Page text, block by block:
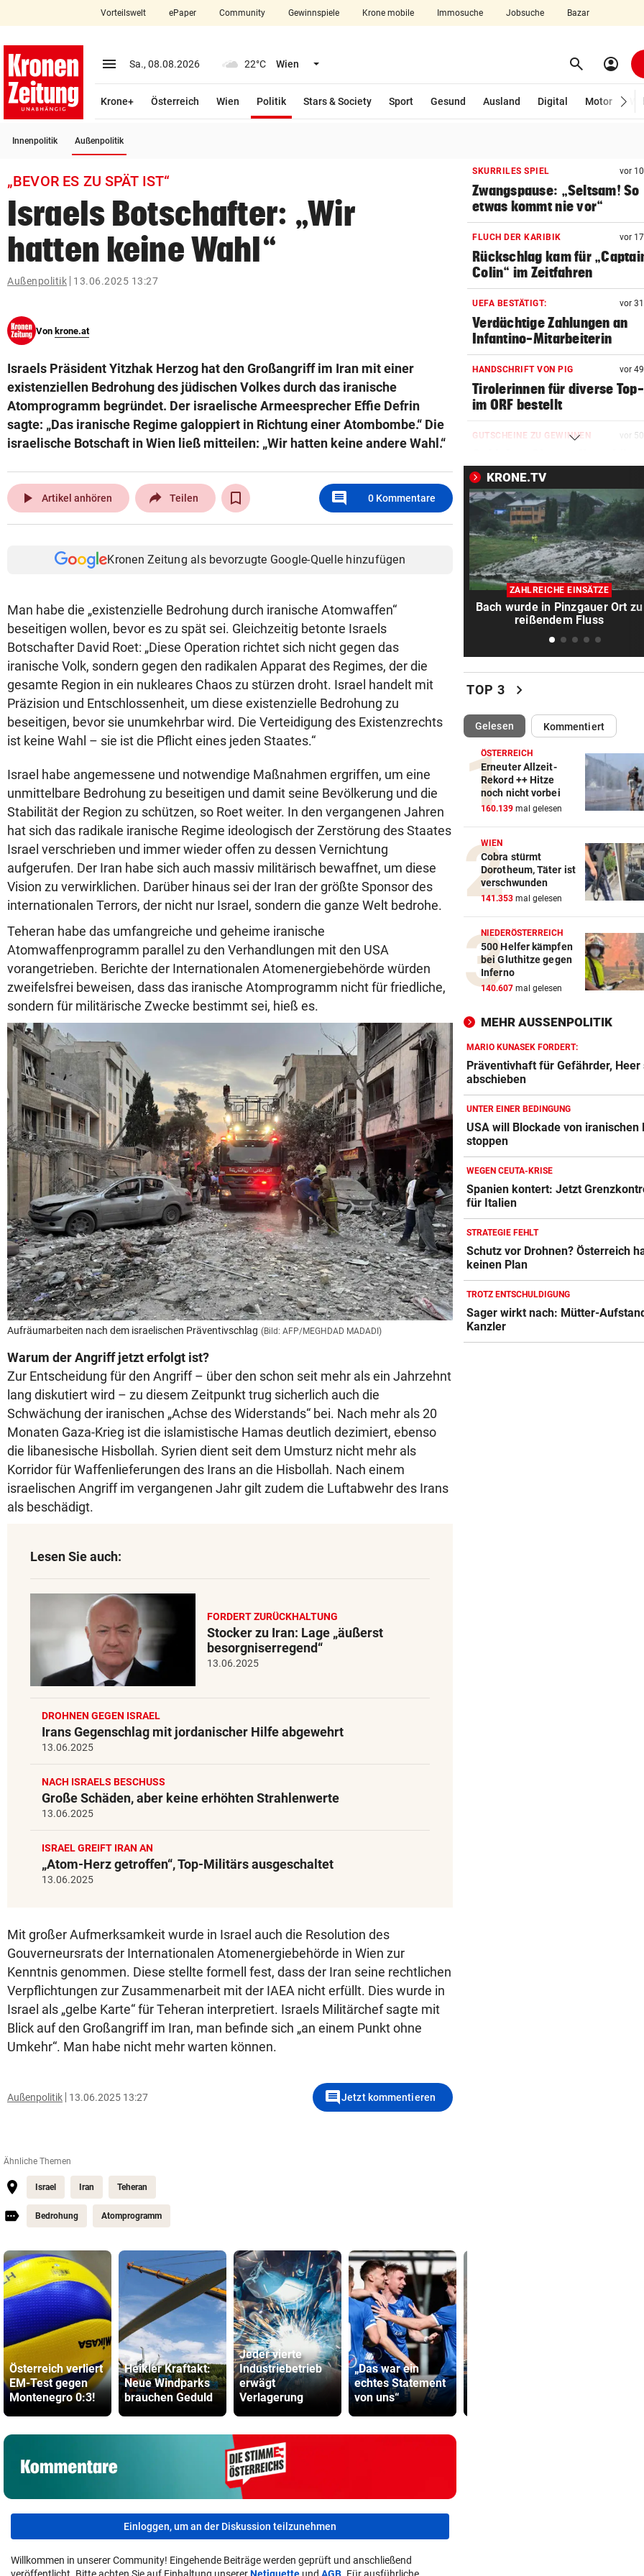
closeSchließen
account_circle Anmelden
arrow_right
search
Suchbegriff
eingeben
© Krone Multimedia GmbH & Co KG 2026
Vorteilswelt ePaper Community Gewinnspiele Krone mobile Immosuche Jobsuche Bazar
menu Menü aufklappen
Sa., 08.08.2026 22°C Wien Menü aufklappen search Suchen
account_circle
Krone+ Österreich Wien Politik
Stars & Society
Sport Gesund Ausland Digital Motor
Innenpolitik Außenpolitik
„BEVOR ES ZU SPÄT IST“
Israels Botschafter: „Wir
hatten keine Wahl“
Außenpolitik 13.06.2025 13:27
Von krone.at
Israels Präsident Yitzhak Herzog hat den Großangriff im Iran mit einer
existenziellen Bedrohung des jüdischen Volkes durch das iranische
Atomprogramm begründet. Der israelische Armeesprecher Effie Defrin
sagte: „Das iranische Regime galoppiert in Richtung einer Atombombe.“ Die
israelische Botschaft in Wien ließ mitteilen: „Wir hatten keine andere Wahl.“
play_arrow Artikel anhören Teilen comment 0 Kommentare
Kronen Zeitung als bevorzugte Google-Quelle hinzufügen
Man habe die „existenzielle Bedrohung durch iranische Atomwaffen“
beseitigen wollen, bevor es zu spät sei. Gleichzeitig betonte Israels
Botschafter David Roet: „Diese Operation richtet sich nicht gegen das
iranische Volk, sondern gegen den radikalen Apparat des Regimes, der die
gesamte Region in ein nukleares Chaos zu stürzen droht. Israel handelt mit
Präzision und Entschlossenheit, um diese existenzielle Bedrohung zu
beseitigen, bevor sie unumkehrbar wird. Die Verteidigung des Existenzrechts
ist keine Wahl – sie ist die Pflicht eines jeden Staates.“
Israel habe angemessene und notwendige Maßnahmen ergriffen, um eine
unmittelbare Bedrohung zu beseitigen und damit seine Bevölkerung und die
Stabilität der Region zu schützen, so Roet weiter. In den vergangenen Jahren
hat sich das radikale iranische Regime ideologisch der Zerstörung des Staates
Israel verschrieben und immer wieder offen zu dessen Vernichtung
aufgerufen. Der Iran habe sich auch massiv militärisch bewaffnet, um diese
Vision zu verwirklichen. Darüber hinaus sei der Iran der größte Sponsor des
internationalen Terrors, der nicht nur Israel, sondern die ganze Welt bedrohe.
Teheran habe das umfangreiche und geheime iranische
Atomwaffenprogramm parallel zu den Verhandlungen mit den USA
vorangetrieben. Berichte der Internationalen Atomenergiebehörde würden
zweifelsfrei beweisen, dass das iranische Atomprogramm nicht für friedliche,
sondern für militärische Zwecke bestimmt sei, hieß es.
Aufräumarbeiten nach dem israelischen Präventivschlag (Bild: AFP/MEGHDAD MADADI)
Warum der Angriff jetzt erfolgt ist?
Zur Entscheidung für den Angriff – über den schon seit mehr als ein Jahrzehnt
lang diskutiert wird – zu diesem Zeitpunkt trug sicherlich auch die
Schwächung der iranischen „Achse des Widerstands“ bei. Nach mehr als 20
Monaten Gaza-Krieg ist die islamistische Hamas deutlich dezimiert, ebenso
die libanesische Hisbollah. Syrien dient seit dem Umsturz nicht mehr als
Korridor für Waffenlieferungen des Irans an die Hisbollah. Nach einem
israelischen Angriff im vergangenen Jahr gilt zudem die Luftabwehr des Irans
als beschädigt.
Lesen Sie auch:
FORDERT ZURÜCKHALTUNG
Stocker zu Iran: Lage „äußerst
besorgniserregend“
13.06.2025
DROHNEN GEGEN ISRAEL
Irans Gegenschlag mit jordanischer Hilfe abgewehrt
13.06.2025
NACH ISRAELS BESCHUSS
Große Schäden, aber keine erhöhten Strahlenwerte
13.06.2025
ISRAEL GREIFT IRAN AN
„Atom-Herz getroffen“, Top-Militärs ausgeschaltet
13.06.2025
Mit großer Aufmerksamkeit wurde in Israel auch die Resolution des
Gouverneursrats der Internationalen Atomenergiebehörde in Wien zur
Kenntnis genommen. Diese stellte formell fest, dass der Iran seine rechtlichen
Verpflichtungen zur Zusammenarbeit mit der IAEA nicht erfüllt. Dies wurde in
Israel als „gelbe Karte“ für Teheran interpretiert. Israels Militärchef sagte mit
Blick auf den Großangriff im Iran, man befinde sich „an einem Punkt ohne
Umkehr“. Man habe nicht mehr warten können.
Außenpolitik 13.06.2025 13:27 commentJetzt kommentieren
Ähnliche Themen
Israel Iran Teheran
Bedrohung Atomprogramm
Österreich verliert
EM-Test gegen
Montenegro 0:3!
Heikler Kraftakt:
Neue Windparks
brauchen Geduld
Jeder vierte
Industriebetrieb
erwägt
Verlagerung
„Das war ein
echtes Statement
von uns“
Einloggen, um an der Diskussion teilzunehmen
Willkommen in unserer Community! Eingehende Beiträge werden geprüft und anschließend
SKURRILES SPIEL vor
Zwangspause: „Seltsam! So
etwas kommt nie vor“
FLUCH DER KARIBIK vor
Rückschlag kam für
Colin“ im Zeitfahren
UEFA BESTÄTIGT: vor
Verdächtige Zahlungen an
Infantino-Mitarbeiterin
HANDSCHRIFT VON PIG vor
Tirolerinnen für diverse
im ORF bestellt
GUTSCHEINE ZU GEWINNEN vor
Katzenfoto!
NOCH IMMER OHNE PASS vor 50
GZSZ-Star Olivia über ihr
Österreich
VORSCHLAG FÜR ROUTE vor
Land Salzburg hält dem S-
Bahn frei
Wie Bezirksvorsteher
der MA 7 scheitert
Grillhaus-Abzocke: Neuer
und weiter geht‘s
UMBAU IM STADION vor
Druck kennt die SV Ried
einzig vom Klo
Beim Spazieren am Kopf
„War echt blöd“
MARIO KUNASEK FORDERT:
Präventivhaft für Gefährder,
soll abschieben
HEIL KEHRT HEIM
Pfeifkonzert? „Habe für den
Wienerin stieß vor 100 Jahren
Rekord für Ewigkeit
NACH FRANKFURT-WECHSEL
Klepeisz: „Herausforderung,
ich haben wollte“
„Nur Pflicht erfüllt, brauchen
Ausrufezeichen!“
VERATSCHNIG GEGEN „EX“
Bullen-Ass: „Dann würde
gegen den WAC jubeln!“
„EXTREM ANSTRENGEND“
Arzt auf Auslandsmission:
„Südsudan ist vergessen“
KRONE.TV
ZAHLREICHE EINSÄTZE
Bach wurde in Pinzgauer Ort zu
reißendem Fluss
TOP 3 chevron_right
Gelesen(ausgewählt)Kommentiert
ÖSTERREICH
Erneuter Allzeit-
Rekord ++ Hitze
noch nicht vorbei
160.139 mal gelesen
WIEN
Cobra stürmt
Dorotheum, Täter ist
verschwunden
141.353 mal gelesen
NIEDERÖSTERREICH
500 Helfer kämpfen
bei Gluthitze gegen
Inferno
140.607 mal gelesen
MEHR AUSSENPOLITIK
MARIO KUNASEK FORDERT:
Präventivhaft für Gefährder, Heer
abschieben
UNTER EINER BEDINGUNG
USA will Blockade von iranischen
stoppen
WEGEN CEUTA-KRISE
Spanien kontert: Jetzt
für Italien
STRATEGIE FEHLT
Schutz vor Drohnen? Österreich
keinen Plan
TROTZ ENTSCHULDIGUNG
Sager wirkt nach: Mütter-
Kanzler